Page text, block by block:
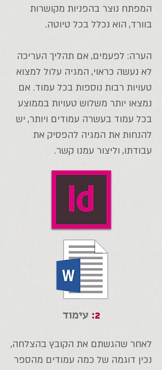
המפתח נוצר בהפניות מקושרות
בוורד, הוא נכלל בכל טיוטה.
הערה: לפעמים, אם תהליך העריכה
לא נעשה כראוי, המגיה עלול למצוא
טעויות רבות נוספות בכל עמוד. אם
נמצאו יותר משלוש טעויות בממוצע
בכל עמוד בעשרה עמודים ויותר, יש
להנחות את המגיה להפסיק את
עבודתו, וליצור עמנו קשר.
2: עימוד
לאחר שהגשתם את הקובץ בהצלחה,
נכין דוגמה של כמה עמודים מהספר